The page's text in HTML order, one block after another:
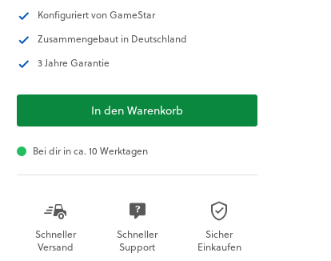
Konfiguriert von GameStar
Zusammengebaut in Deutschland
3 Jahre Garantie
In den Warenkorb
Bei dir in ca. 10 Werktagen
Schneller
Versand
Schneller
Support
Sicher
Einkaufen